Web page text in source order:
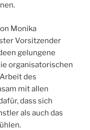
Monika
Vorsitzender
gelungene
organisatorischen
des
mit allen
dass sich
als auch das